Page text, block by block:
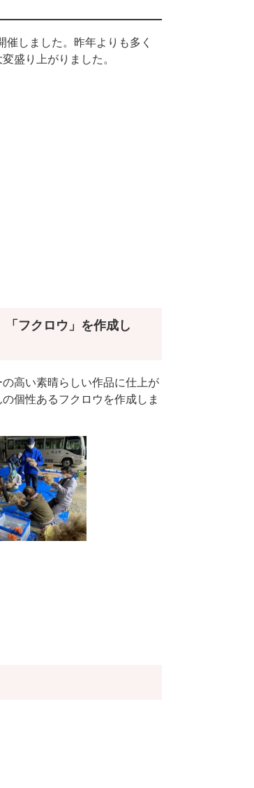
しました。昨年よりも多く
盛り上がりました。
フクロウ」を作成し
高い素晴らしい作品に仕上が
個性あるフクロウを作成しま